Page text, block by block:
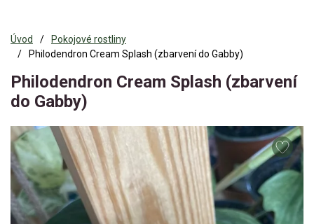
Úvod
Pokojové rostliny
Philodendron Cream Splash (zbarvení do Gabby)
Philodendron Cream Splash (zbarvení
do Gabby)